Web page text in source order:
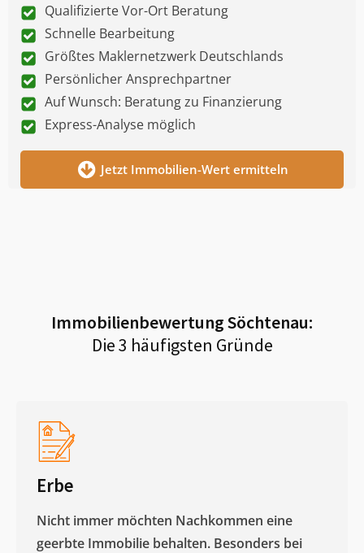
Qualifizierte Vor-Ort Beratung
Schnelle Bearbeitung
Größtes Maklernetzwerk Deutschlands
Persönlicher Ansprechpartner
Auf Wunsch: Beratung zu Finanzierung
Express-Analyse möglich
Jetzt Immobilien-Wert ermitteln
ImmobilienbewertungSöchtenau:
Die 3 häufigsten Gründe
Erbe
Nicht immer möchten Nachkommen eine
geerbte Immobilie behalten. Besonders bei